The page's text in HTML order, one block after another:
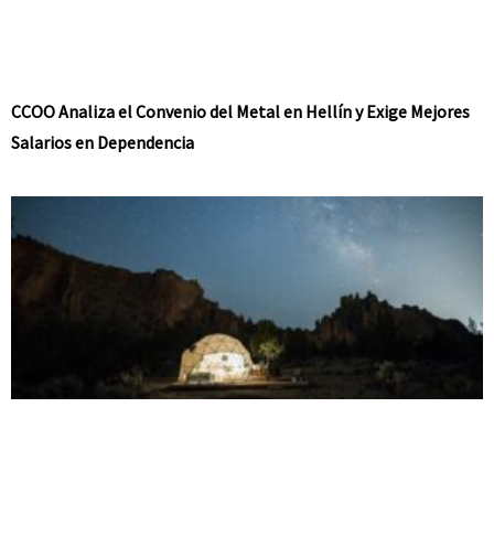
CCOO Analiza el Convenio del Metal en Hellín y Exige Mejores
Salarios en Dependencia